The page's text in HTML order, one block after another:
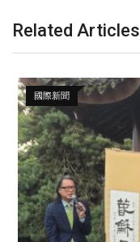
Related Articles
國際新聞